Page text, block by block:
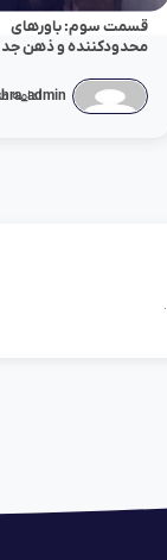
قسمت سوم: باورهای
محدودکننده و ذهن
ادامه
.